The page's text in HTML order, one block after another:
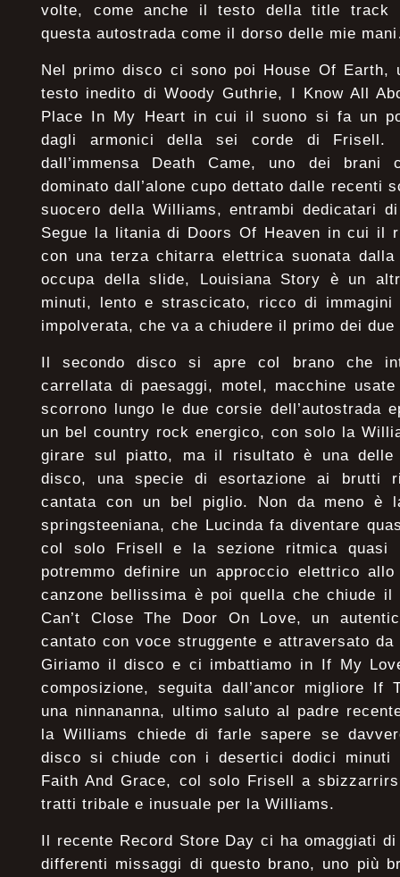
volte, come anche il testo della title track
questa autostrada come il dorso delle mie
Nel primo disco ci sono poi House Of Earth,
testo inedito di Woody Guthrie, I Know All
Place In My Heart in cui il suono si fa un
dagli armonici della sei corde di
dall’immensa Death Came, uno dei brani
dominato dall’alone cupo dettato dalle recenti
suocero della Williams, entrambi dedicatari
Segue la litania di Doors Of Heaven in cui il
con una terza chitarra elettrica suonata
occupa della slide, Louisiana Story è un
minuti, lento e strascicato, ricco di immagini
impolverata, che va a chiudere il primo dei
Il secondo disco si apre col brano che
carrellata di paesaggi, motel, macchine
scorrono lungo le due corsie dell’autostrada
un bel country rock energico, con solo la
girare sul piatto, ma il risultato è una delle
disco, una specie di esortazione ai brutti
cantata con un bel piglio. Non da meno è
springsteeniana, che Lucinda fa diventare
col solo Frisell e la sezione ritmica quasi
potremmo definire un approccio elettrico
canzone bellissima è poi quella che chiude
Can’t Close The Door On Love, un
cantato con voce struggente e attraversato
Giriamo il disco e ci imbattiamo in If My
composizione, seguita dall’ancor migliore If
una ninnananna, ultimo saluto al padre
la Williams chiede di farle sapere se
disco si chiude con i desertici dodici minuti
Faith And Grace, col solo Frisell a
tratti tribale e inusuale per la Williams.
Il recente Record Store Day ci ha omaggiati
differenti missaggi di questo brano, uno più